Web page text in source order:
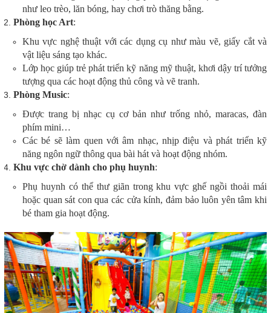
như leo trèo, lăn bóng, hay chơi trò thăng bằng.
Phòng học Art:
Khu vực nghệ thuật với các dụng cụ như màu vẽ, giấy cắt và
vật liệu sáng tạo khác.
Lớp học giúp trẻ phát triển kỹ năng mỹ thuật, khơi dậy trí tưởng
tượng qua các hoạt động thủ công và vẽ tranh.
Phòng Music:
Được trang bị nhạc cụ cơ bản như trống nhỏ, maracas, đàn
phím mini…
Các bé sẽ làm quen với âm nhạc, nhịp điệu và phát triển kỹ
năng ngôn ngữ thông qua bài hát và hoạt động nhóm.
Khu vực chờ dành cho phụ huynh:
Phụ huynh có thể thư giãn trong khu vực ghế ngồi thoải mái
hoặc quan sát con qua các cửa kính, đảm bảo luôn yên tâm khi
bé tham gia hoạt động.